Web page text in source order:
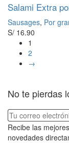
Salami Extra
Sausages, Por
S/ 16.90
1
2
→
No te pierdas
Recibe las
novedades